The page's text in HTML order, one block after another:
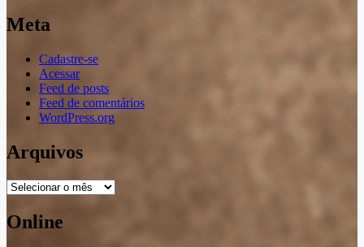
Meta
Cadastre-se
Acessar
Feed de posts
Feed de comentários
WordPress.org
Arquivos
Arquivos
Online